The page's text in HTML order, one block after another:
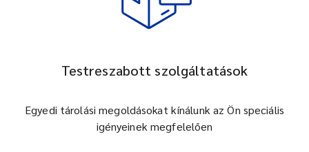
Testreszabott szolgáltatások
Egyedi tárolási megoldásokat kínálunk az Ön speciális
igényeinek megfelelően